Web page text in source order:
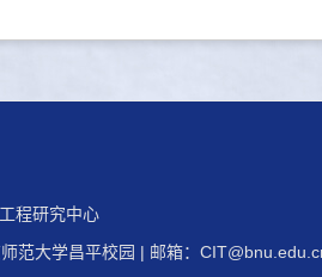
程研究中心
范大学昌平校园 | 邮箱：